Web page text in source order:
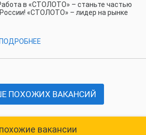
в «СТОЛОТО» – станьте частью
«СТОЛОТО» – лидер на рынке
ПОДРОБНЕЕ
ПОХОЖИХ ВАКАНСИЙ
вакансии